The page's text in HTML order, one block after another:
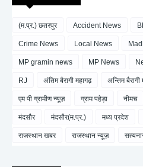
(म.प्र.) छतरपुर Accident News
Crime News Local News
MP gramin news MP News
RJ अंतिम बैरागी महागढ़ अन्तिम बैरागी
एम पी ग्रामीण न्यूज़ ग्राम पहेड़ा नीमच
मंदसौर मंदसौर(म.प्र.) मध्य प्रदेश
राजस्थान खबर राजस्थान न्यूज़